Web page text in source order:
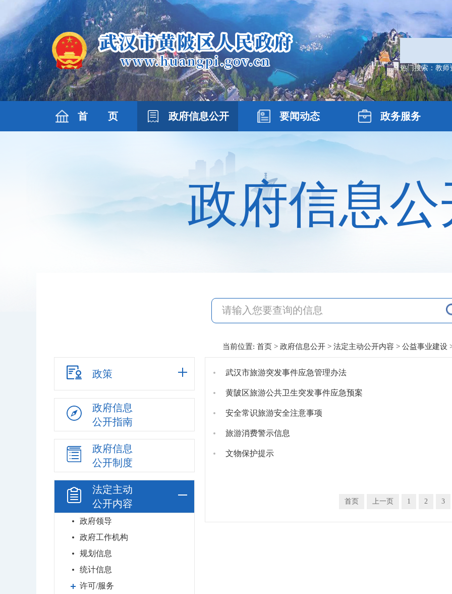
热门搜索： 教师
首 页 政府信息公开 要闻动态 政务服务
政府信息公
当前位置: 首页 > 政府信息公开 > 法定主动公开内容 > 公益事业建设
政策
政府信息
公开指南
政府信息
公开制度
法定主动
公开内容
政府领导
政府工作机构
规划信息
统计信息
许可/服务
武汉市旅游突发事件应急管理办法
黄陂区旅游公共卫生突发事件应急预案
安全常识旅游安全注意事项
旅游消费警示信息
文物保护提示
首页 上一页 1 2 3